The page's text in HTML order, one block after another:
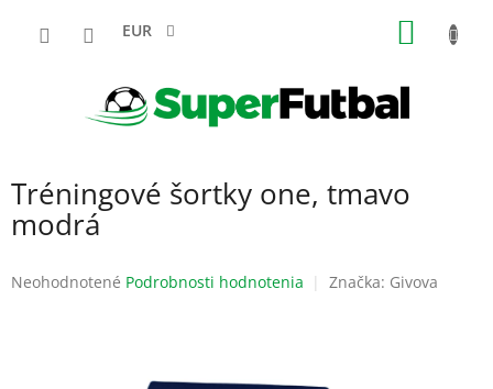
EUR
Tréningové šortky one, tmavo
modrá
Priemerné
Neohodnotené Podrobnosti hodnotenia Značka: Givova